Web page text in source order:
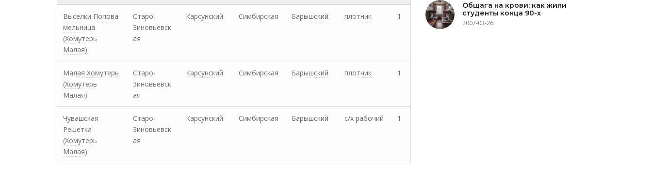
Выселки Попова
мельница
(Хомутерь
Малая)
Старо-
Зиновьевск
ая
Карсунский Симбирская Барышский плотник 1
Малая Хомутерь
(Хомутерь
Малая)
Старо-
Зиновьевск
ая
Карсунский Симбирская Барышский плотник 1
Чувашская
Решетка
(Хомутерь
Малая)
Старо-
Зиновьевск
ая
Карсунский Симбирская Барышский с/х рабочий 1
Общага на крови: как жили
студенты конца 90-х
2007-03-26